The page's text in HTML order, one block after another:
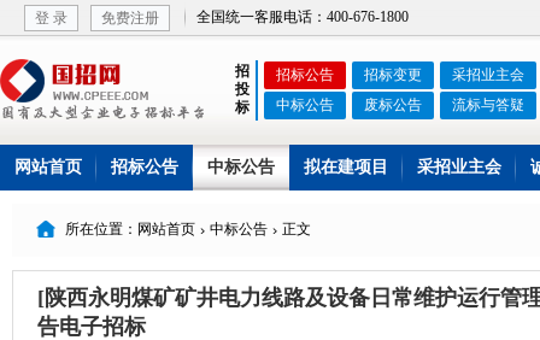
登 录 免费注册 全国统一客服电话：400-676-1800
招
投
标
招标公告 招标变更
采招业主会
中标公告
废标公告 流标与答疑
网站首页 招标公告 中标公告 拟在建项目 采招业主会
 所在位置：网站首页  中标公告  正文
[陕西永明煤矿矿井电力线路及设备日常维护运行管
告电子招标